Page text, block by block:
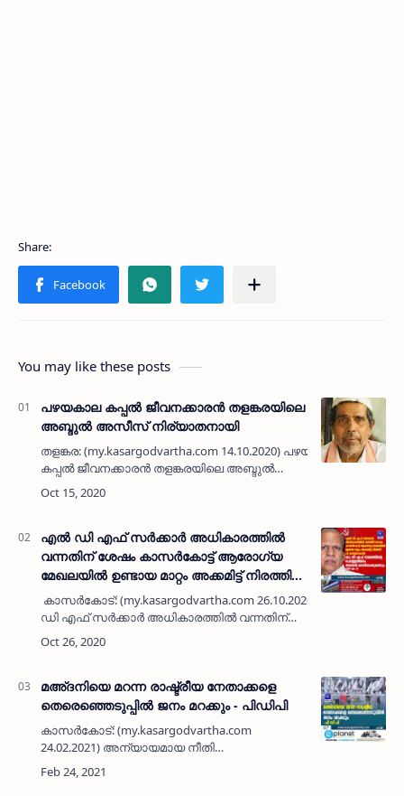
You may like these posts
പഴയകാല കപ്പല്‍ ജീവനക്കാരന്‍ തളങ്കരയിലെ
അബ്ദുല്‍ അസീസ് നിര്യാതനായി
തളങ്കര: (my.kasargodvartha.com 14.10.2020) പഴയകാല
കപ്പല്‍ ജീവനക്കാരന്‍ തളങ്കരയിലെ അബ്ദുല്‍
ഇബ്‌റാഹിം-ഖദിജ ദമ്പതികളുടെ മകനാണ്. ഭാ…
എല്‍ ഡി എഫ് സർക്കാർ അധികാരത്തില്‍
വന്നതിന് ശേഷം കാസർകോട്ട് ആരോഗ്യ
മേഖലയിൽ ഉണ്ടായ മാറ്റം അക്കമിട്ട് നിരത്തി
പി കരുണാകരൻ; യു ഡി എഫ് സമരത്തിന്റെ
പൊള്ളത്തരം ജനങ്ങള്‍ മനസിലാക്കുമെന്നും
കാസര്‍കോട്: (my.kasargodvartha.com 26.10.2020) എല്‍
ഡി എഫ് സർക്കാർ അധികാരത്തില്‍ വന്നതിന്
ഉണ്ടായ മാറ്റം അക്കമിട്ട…
മഅ്ദനിയെ മറന്ന രാഷ്ട്രീയ നേതാക്കളെ
തെരെഞ്ഞെടുപ്പില്‍ ജനം മറക്കും - പിഡിപി
കാസര്‍കോട്: (my.kasargodvartha.com
24.02.2021) അന്യായമായ നീതി
നിഷേധത്തിലൂടെ വര്‍ഷങ്ങളോളമായി
ജയിലടച്ചിരിക്കുന്ന അബ്ദുല്‍ നാസര്‍ മഅ്ദനിയെ